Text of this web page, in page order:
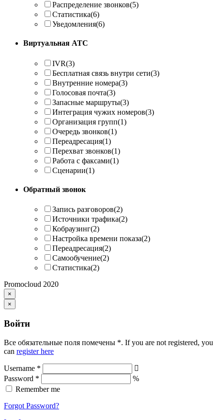
Распределение звонков(5)
Статистика(6)
Уведомления(6)
Виртуальная АТС
IVR(3)
Бесплатная связь внутри сети(3)
Внутренние номера(3)
Голосовая почта(3)
Запасные маршруты(3)
Интеграция чужих номеров(3)
Организация групп(1)
Очередь звонков(1)
Переадресация(1)
Перехват звонков(1)
Работа с факсами(1)
Сценарии(1)
Обратный звонок
Запись разговоров(2)
Источники трафика(2)
Кобраузинг(2)
Настройка времени показа(2)
Переадресация(2)
Самообучение(2)
Статистика(2)
Promocloud 2020
×
×
Войти
Все обязательные поля помечены *. If you are not registered, you
can register here
Username *
Password *
Remember me
Forgot Password?